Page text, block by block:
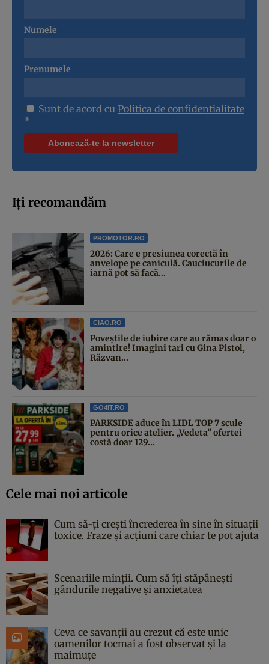
Numele
Prenumele
Sunt de acord cu Politica de confidentialitate
*
Iți recomandăm
PROMOTOR.RO
2026: Care e presiunea corectă în
anvelope pe caniculă. Cauciucurile de
iarnă pot să facă...
CIAO.RO
Poveştile de iubire care au rămas doar o
amintire! Imagini tari cu Gina Pistol,
Răzvan...
GO4IT.RO
PARKSIDE aduce în LIDL TOP 7 scule
pentru orice atelier. „Vedeta” ofertei
costă doar 129...
Cele mai noi articole
Cum să-ți crești încrederea în sine în situații
toxice. Fraze și acțiuni care chiar te pot ajuta
Scenariile minții. Cum să îți stăpânești
gândurile negative și anxietatea
Ceva ce savanții au crezut că este unic
oamenilor tocmai a fost observat și la
maimuțe